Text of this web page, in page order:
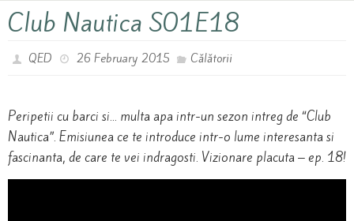
Club Nautica S01E18
QED 26 February 2015 Călătorii
Peripetii cu barci si… multa apa intr-un sezon intreg de “Club
Nautica”. Emisiunea ce te introduce intr-o lume interesanta si
fascinanta, de care te vei indragosti. Vizionare placuta – ep. 18!